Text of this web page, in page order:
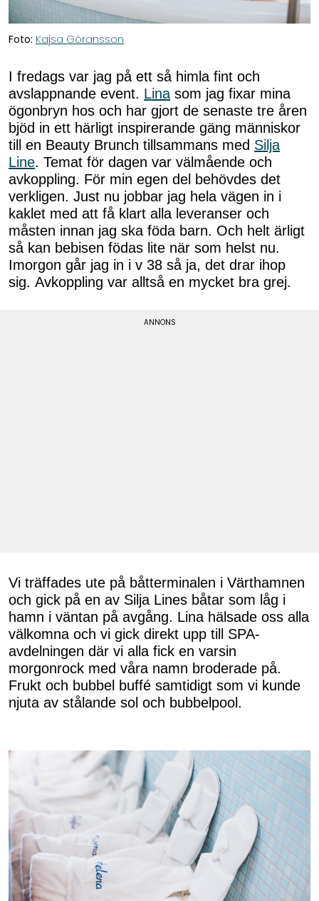
Foto: Kajsa Göransson
I fredags var jag på ett så himla fint och
avslappnande event. Lina som jag fixar mina
ögonbryn hos och har gjort de senaste tre åren
bjöd in ett härligt inspirerande gäng människor
till en Beauty Brunch tillsammans med Silja
Line. Temat för dagen var välmående och
avkoppling. För min egen del behövdes det
verkligen. Just nu jobbar jag hela vägen in i
kaklet med att få klart alla leveranser och
måsten innan jag ska föda barn. Och helt ärligt
så kan bebisen födas lite när som helst nu.
Imorgon går jag in i v 38 så ja, det drar ihop
sig. Avkoppling var alltså en mycket bra grej.
Vi träffades ute på båtterminalen i Värthamnen
och gick på en av Silja Lines båtar som låg i
hamn i väntan på avgång. Lina hälsade oss alla
välkomna och vi gick direkt upp till SPA-
avdelningen där vi alla fick en varsin
morgonrock med våra namn broderade på.
Frukt och bubbel buffé samtidigt som vi kunde
njuta av stålande sol och bubbelpool.